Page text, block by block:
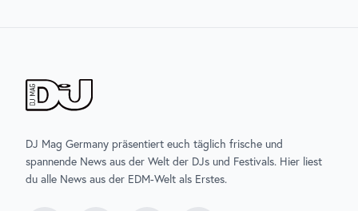
DJ Mag Germany präsentiert euch täglich frische und
spannende News aus der Welt der DJs und Festivals. Hier liest
du alle News aus der EDM-Welt als Erstes.